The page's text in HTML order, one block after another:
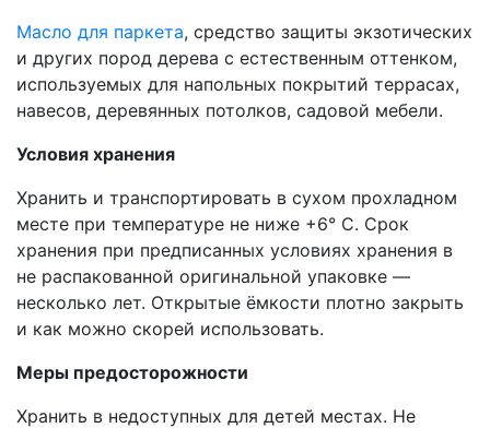
Масло для паркета, средство защиты экзотических
и других пород дерева с естественным оттенком,
используемых для напольных покрытий террасах,
навесов, деревянных потолков, садовой мебели.
Условия хранения
Хранить и транспортировать в сухом прохладном
месте при температуре не ниже +6° C. Срок
хранения при предписанных условиях хранения в
не распакованной оригинальной упаковке —
несколько лет. Открытые ёмкости плотно закрыть
и как можно скорей использовать.
Меры предосторожности
Хранить в недоступных для детей местах. Не